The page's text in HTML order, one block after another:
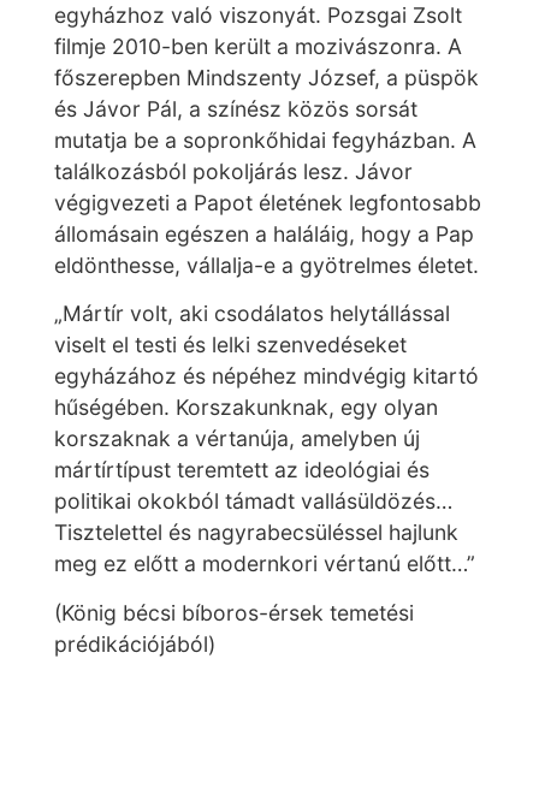
egyházhoz való viszonyát. Pozsgai Zsolt
filmje 2010-ben került a mozivászonra. A
főszerepben Mindszenty József, a püspök
és Jávor Pál, a színész közös sorsát
mutatja be a sopronkőhidai fegyházban. A
találkozásból pokoljárás lesz. Jávor
végigvezeti a Papot életének legfontosabb
állomásain egészen a haláláig, hogy a Pap
eldönthesse, vállalja-e a gyötrelmes életet.
„Mártír volt, aki csodálatos helytállással
viselt el testi és lelki szenvedéseket
egyházához és népéhez mindvégig kitartó
hűségében. Korszakunknak, egy olyan
korszaknak a vértanúja, amelyben új
mártírtípust teremtett az ideológiai és
politikai okokból támadt vallásüldözés…
Tisztelettel és nagyrabecsüléssel hajlunk
meg ez előtt a modernkori vértanú előtt…”
(König bécsi bíboros-érsek temetési
prédikációjából)